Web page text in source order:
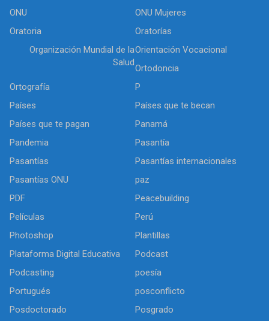
ONU
ONU Mujeres
Oratoria
Oratorías
Organización Mundial de la
Salud
Orientación Vocacional
Ortodoncia
Ortografía
P
Países
Países que te becan
Países que te pagan
Panamá
Pandemia
Pasantía
Pasantías
Pasantías internacionales
Pasantías ONU
paz
PDF
Peacebuilding
Películas
Perú
Photoshop
Plantillas
Plataforma Digital Educativa
Podcast
Podcasting
poesía
Portugués
posconflicto
Posdoctorado
Posgrado